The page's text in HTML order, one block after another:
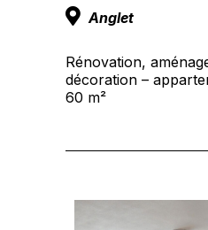
Anglet
Rénovation,
décoration –
60 m²